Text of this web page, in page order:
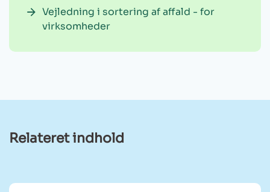
Vejledning i sortering af affald - for
virksomheder
Relateret indhold